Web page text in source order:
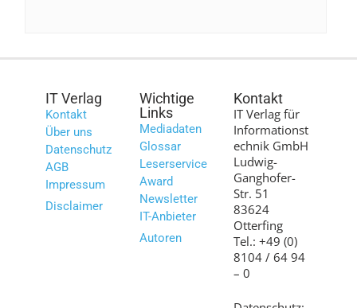
IT Verlag
Kontakt
Über uns
Datenschutz
AGB
Impressum
Disclaimer
Wichtige
Links
Mediadaten
Glossar
Leserservice
Award
Newsletter
IT-Anbieter
Autoren
Kontakt
IT Verlag für
Informationst
echnik GmbH
Ludwig-
Ganghofer-
Str. 51
83624
Otterfing
Tel.: +49 (0)
8104 / 64 94
– 0